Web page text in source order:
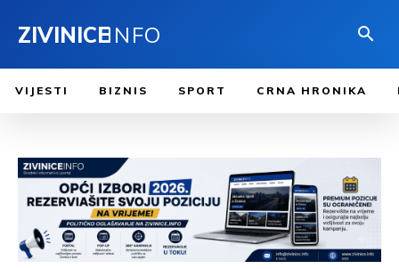
ZIVINICEINFO
VIJESTI BIZNIS SPORT CRNA HRONIKA